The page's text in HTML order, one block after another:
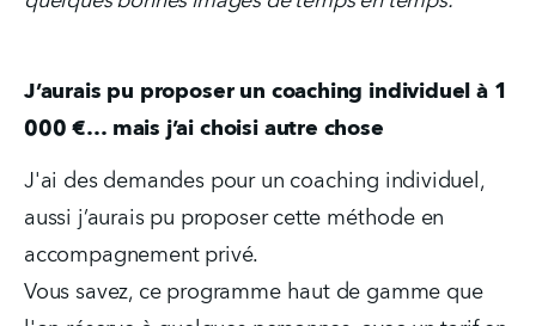
J’aurais pu proposer un coaching individuel à 1
000 €… mais j’ai choisi autre chose
J'ai des demandes pour un coaching individuel,
aussi j’aurais pu proposer cette méthode en
accompagnement privé.
Vous savez, ce programme haut de gamme que